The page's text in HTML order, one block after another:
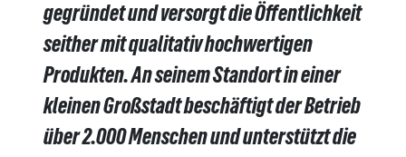
gegründet und versorgt die Öffentlichkeit
seither mit qualitativ hochwertigen
Produkten. An seinem Standort in einer
kleinen Großstadt beschäftigt der Betrieb
über 2.000 Menschen und unterstützt die